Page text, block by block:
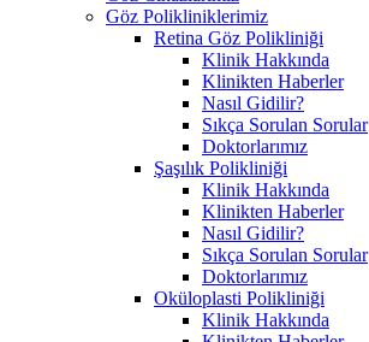
Göz Polikliniklerimiz
Retina Göz Polikliniği
Klinik Hakkında
Klinikten Haberler
Nasıl Gidilir?
Sıkça Sorulan Sorular
Doktorlarımız
Şaşılık Polikliniği
Klinik Hakkında
Klinikten Haberler
Nasıl Gidilir?
Sıkça Sorulan Sorular
Doktorlarımız
Oküloplasti Polikliniği
Klinik Hakkında